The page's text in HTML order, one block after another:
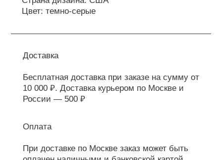
Цвет: темно-серые
Доставка
Бесплатная доставка при заказе на сумму от
10 000 ₽. Доставка курьером по Москве и
России — 500 ₽
Оплата
При доставке по Москве заказ может быть